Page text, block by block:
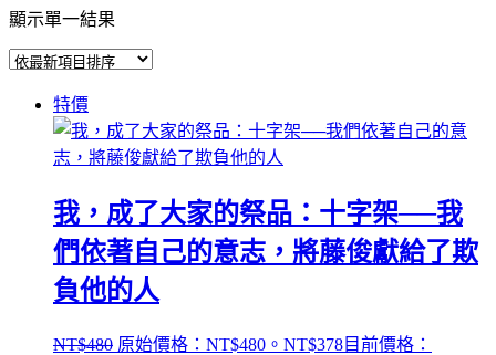
顯示單一結果
特價
我，成了大家的祭品：十字架──我
們依著自己的意志，將藤俊獻給了欺
負他的人
NT$480 原始價格：NT$480。 NT$378目前價格：